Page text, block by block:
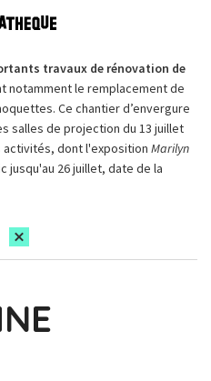
travaux de rénovation de
notamment le remplacement de
Ce chantier d’envergure
salles de projection du 13 juillet
activités, dont l'exposition Marilyn
jusqu'au 26 juillet, date de la